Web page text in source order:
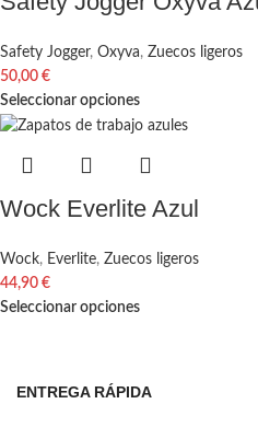
Safety Jogger, Oxyva, Zuecos ligeros
50,00 €
Seleccionar opciones
Wock Everlite Azul
Wock, Everlite, Zuecos ligeros
44,90 €
Seleccionar opciones
ENTREGA RÁPIDA